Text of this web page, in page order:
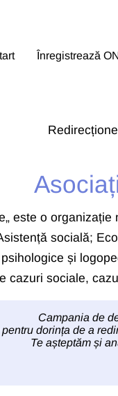
Înregistrează
este o
socială;
și
cazuri sociale,
Campania de
pentru dorința de a
Te așteptăm și